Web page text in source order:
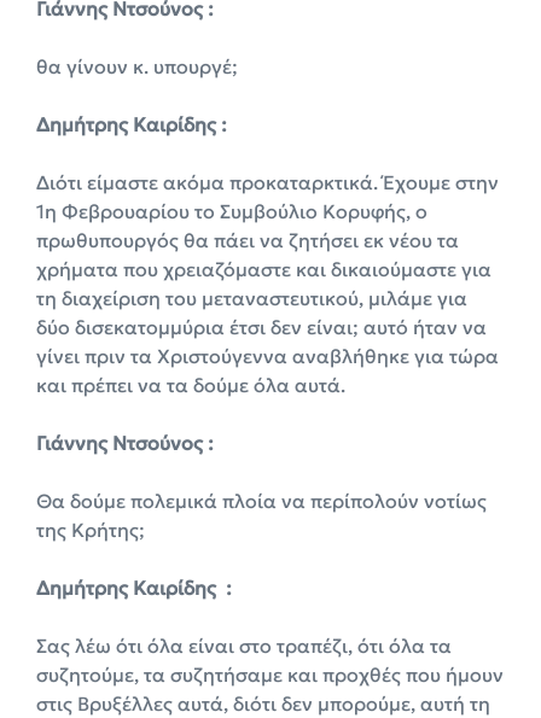
Γιάννης Ντσούνος :
θα γίνουν κ. υπουργέ;
Δημήτρης Καιρίδης :
Διότι είμαστε ακόμα προκαταρκτικά. Έχουμε στην
1η Φεβρουαρίου το Συμβούλιο Κορυφής, ο
πρωθυπουργός θα πάει να ζητήσει εκ νέου τα
χρήματα που χρειαζόμαστε και δικαιούμαστε για
τη διαχείριση του μεταναστευτικού, μιλάμε για
δύο δισεκατομμύρια έτσι δεν είναι; αυτό ήταν να
γίνει πριν τα Χριστούγεννα αναβλήθηκε για τώρα
και πρέπει να τα δούμε όλα αυτά.
Γιάννης Ντσούνος :
Θα δούμε πολεμικά πλοία να περίπολούν νοτίως
της Κρήτης;
Δημήτρης Καιρίδης :
Σας λέω ότι όλα είναι στο τραπέζι, ότι όλα τα
συζητούμε, τα συζητήσαμε και προχθές που ήμουν
στις Βρυξέλλες αυτά, διότι δεν μπορούμε, αυτή τη